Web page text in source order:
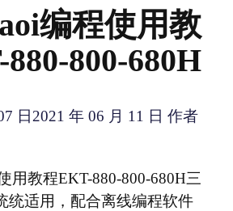
编程使用教
800-680H
日2021 年 06 月 11 日 作者
用教程EKT-880-800-680H三
统适用，配合离线编程软件